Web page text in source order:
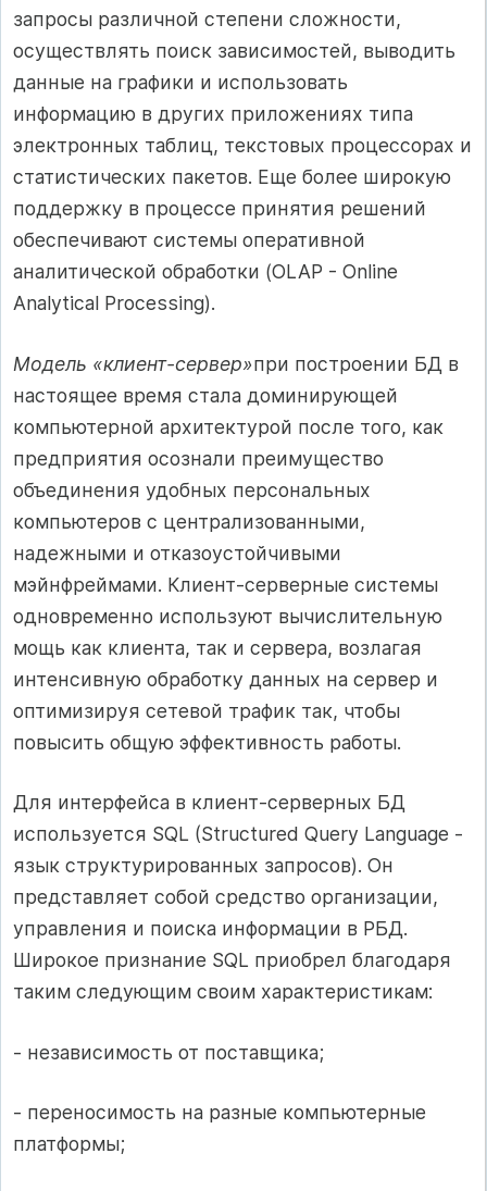
запросы различной степени сложности,
осуществлять поиск зависимостей, выводить
данные на графики и использовать
информацию в других приложениях типа
электронных таблиц, текстовых процессорах и
статистических пакетов. Еще более широкую
поддержку в процессе принятия решений
обеспечивают системы оперативной
аналитической обработки (OLAP - Online
Analytical Processing).
Модель «клиент-сервер»при построении БД в
настоящее время стала доминирующей
компьютерной архитектурой после того, как
предприятия осознали преимущество
объединения удобных персональных
компьютеров с централизованными,
надежными и отказоустойчивыми
мэйнфреймами. Клиент-серверные системы
одновременно используют вычислительную
мощь как клиента, так и сервера, возлагая
интенсивную обработку данных на сервер и
оптимизируя сетевой трафик так, чтобы
повысить общую эффективность работы.
Для интерфейса в клиент-серверных БД
используется SQL (Structured Query Language -
язык структурированных запросов). Он
представляет собой средство организации,
управления и поиска информации в РБД.
Широкое признание SQL приобрел благодаря
таким следующим своим характеристикам:
- независимость от поставщика;
- переносимость на разные компьютерные
платформы;